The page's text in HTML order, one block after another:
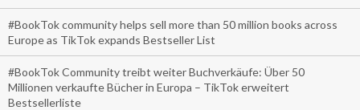
#BookTok community helps sell more than 50 million books across
Europe as TikTok expands Bestseller List
#BookTok Community treibt weiter Buchverkäufe: Über 50
Millionen verkaufte Bücher in Europa – TikTok erweitert
Bestsellerliste